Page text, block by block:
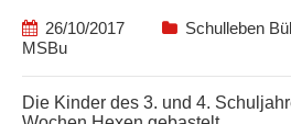
26/10/2017 Schulleben
MSBu
Die Kinder des 3. und 4.